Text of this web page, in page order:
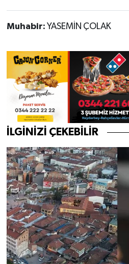
Muhabir: YASEMİN ÇOLAK